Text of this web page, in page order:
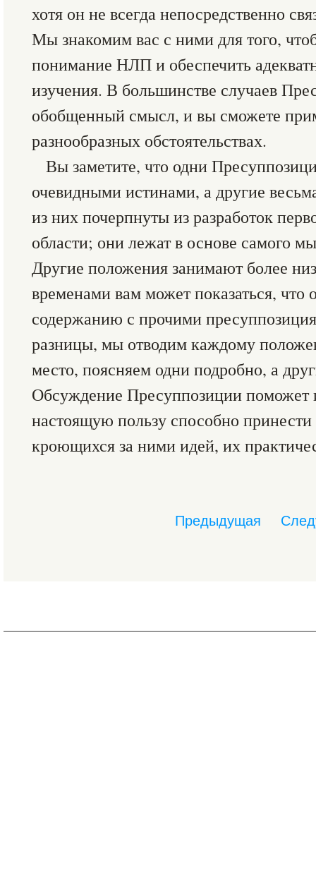
хотя он не всегда непосредственно
Мы знакомим вас с ними для того,
понимание НЛП и обеспечить
изучения. В большинстве случаев
обобщенный смысл, и вы сможете
разнообразных обстоятельствах.
Вы заметите, что одни
очевидными истинами, а другие
из них почерпнуты из разработок
области; они лежат в основе самого
Другие положения занимают более
временами вам может показаться, что
содержанию с прочими
разницы, мы отводим каждому
место, поясняем одни подробно, а
Обсуждение Пресуппозиции поможет
настоящую пользу способно
кроющихся за ними идей, их
Предыдущая